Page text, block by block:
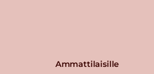
Ammattilaisille